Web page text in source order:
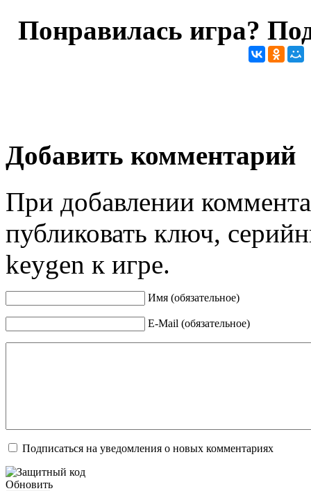
Понравилась игра?
Добавить комментарий
При добавлении
публиковать ключ,
keygen к игре.
Имя (обязательное)
E-Mail (обязательное)
Подписаться на уведомления о новых комментариях
Обновить